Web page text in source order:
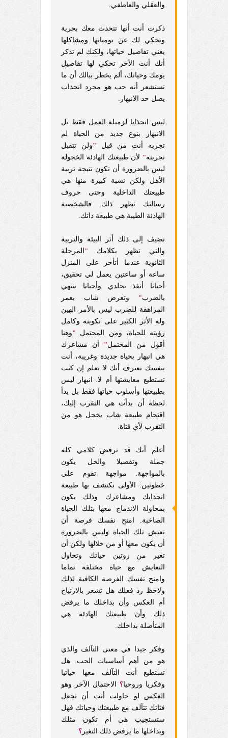
والعقلي والعاطفي.
ذكرت أنت أنها تتحدث معك بحرية
وتحكي لك عن يومياتها ومشاكلها
يعني تفاصيل حياتها، ولكنك لم تذكر
أنك أنت الآخر تحكي لها تفاصيل
يومك وحياتك، ألم يخطر ببالك أن ما
تستشعر أنه حب هو مجرد انجذاب
يصل حد الانبهار.
ليس انجذابا لزميلة العمل فقط بل
الانبهار بنوع جديد من الحياة لم
تجربه أنت من قبل "ولن تتقبل
تجربته" لأن طبيعتك الهادئة الخجولة
ليس بالضرورة أن تكون نتيجة تربية
الأهل ولكن نسبة كبيرة منها هي
طبيعتك الداخلية وحتى حروف
رسالتك تظهر ذلك. فالشخصية
الهادئة الطيبة هي طبيعة ذاتك.
نضيف إلى ذلك أثر البيئة والتربية
والتي تظهر بكلامك " المرحلة
الثانوية عندما أتأخر على المنزل
ساعة أو ساعتين يعمل لي تحقيق،
أحيانا أنفذ بجلدي وأحيانا ينتهي
بالضرب" وتعرض شاب بعمر
المراهقة للضرب ليس بالأمر الهين
وله الأثر الكبير على تكوينه وكامل
رؤيته للحياة، ومن المحتمل "وهنا
أقول من المحتمل" أن مشاعرك
هي انبهار بحياة جديدة وغريبة، أنت
بنفسك تعترف أنك لا تعلم إن كنت
تستطيع معايشتها أم لا. انبهار ليس
بطبيعتها وأسلوب حياتها فقط بل بدأ
لحظة أن بدأت هي التقرب إليك،
اقتحام طبيعة شاب يخجل هو من
التقرب لأي فتاة.
أعلم أنك قد ترفض كلامي كله
جملة وتفصيلا والحل يكون
بالمواجهة. مواجهة تقوم على
خطوتين: الأولى نكتشف بها طبيعة
انجذابك ومشاعرك وذلك يكون
بمحاولة الاندماج معها بتلك الحياة
الصاخبة. امنح نفسك فرصة أن
تعيش تلك الحياة وليس بالضرورة
أن يكون معها أو من خلالها ولكن أن
تغير من روتين حياتك وتحاول
التعايش مع حياة مختلفة تماما
وامنح نفسك الفرصة الكافية لذلك
ولاحظ رد فعلك هل تشعر بالارتياح
أم العكس وأن بداخلك ما يرفض
ذلك وأن طبيعتك الهادئة هي
المتأصلة بداخلك.
وفكر جيدا في معنى التآلف والذي
هو من أهم أساسيات الحب. هل
تستطيع أنت التآلف معها حياتيا
وفكريا وروحيا؟ الاحتمال الآخر وهو
العكس لو حاولت أنت أن تجعل
فتاتك تتآلف مع طبيعتك وحياتك فهل
ستستجيب هي أم تكون مثلك
وبداخلها ما يرفض ذلك التغير ؟